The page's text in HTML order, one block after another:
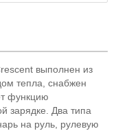
выполнен из
тепла, снабжен
функцию
зарядке. Два типа
на руль, рулевую